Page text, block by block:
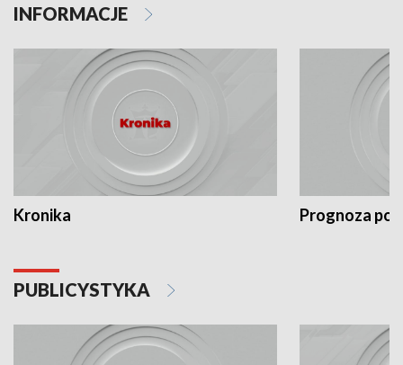
INFORMACJE
Kronika Prognoza
PUBLICYSTYKA